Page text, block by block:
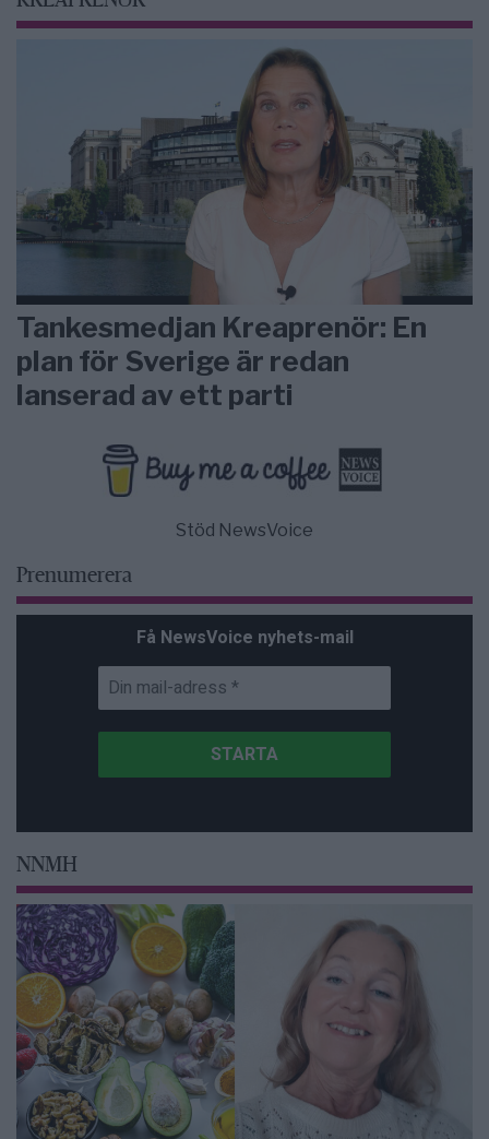
Tankesmedjan Kreaprenör: En
plan för Sverige är redan
lanserad av ett parti
Stöd NewsVoice
Prenumerera
Få NewsVoice nyhets-mail
NNMH